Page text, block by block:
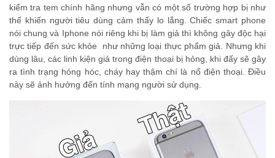
kiểm tra tem chính hãng nhưng vẫn có một số trường hợp bị như
thế khiến người tiêu dùng cảm thấy lo lắng. Chiếc smart phone
nói chung và Iphone nói riêng khi bị làm giả thì không gây độc hại
trực tiếp đến sức khỏe như những loại thực phẩm giả. Nhưng khi
dùng lâu, các linh kiện giả trong điện thoại bị hỏng, khi đấy sẽ gây
ra tình trạng hỏng hóc, cháy hay thậm chí là nổ điện thoại. Điều
này sẽ ảnh hưởng đến tính mạng người sử dụng.